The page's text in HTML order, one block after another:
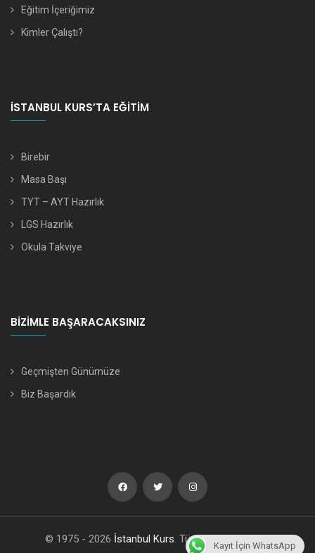
Eğitim İçeriğimiz
Kimler Çalıştı?
İSTANBUL KURS’TA EĞITIM
Birebir
Masa Başı
TYT – AYT Hazırlık
LGS Hazırlık
Okula Takviye
BIZIMLE BAŞARACAKSINIZ
Geçmişten Günümüze
Biz Başardık
© 1975 - 2026 İstanbul Kurs. Tüm Hakları Saklıdır.
Kayıt İçin WhatsApp